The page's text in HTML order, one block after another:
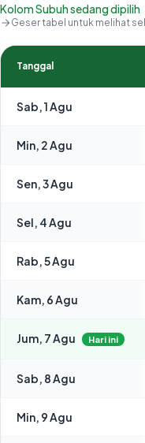
Kolom Subuh sedang dipilih
Geser tabel untuk melihat
Tanggal
Sab, 1 Agu
Min, 2 Agu
Sen, 3 Agu
Sel, 4 Agu
Rab, 5 Agu
Kam, 6 Agu
Jum, 7 Agu Hari ini
Sab, 8 Agu
Min, 9 Agu